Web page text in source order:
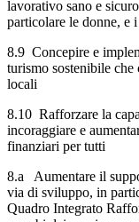
lavorativo sano e
particolare le donne, e
8.9 Concepire e
turismo sostenibile
locali
8.10 Rafforzare la
incoraggiare e
finanziari per tutti
8.a Aumentare il
via di sviluppo, in
Quadro Integrato